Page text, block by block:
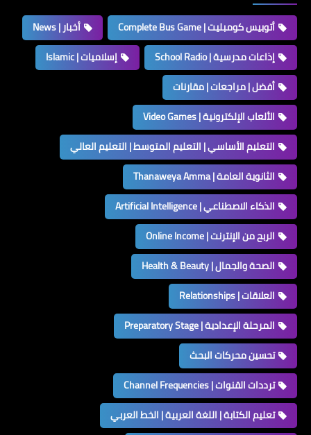
أتوبيس كومبليت | Complete Bus Game
أخبار | News
إذاعات مدرسية | School Radio
إسلاميات | Islamic
أفضل | مراجعات | مقارنات
الألعاب الإلكترونية | Video Games
التعليم الأساسي | التعليم المتوسط | التعليم العالي
الثانوية العامة | Thanaweya Amma
الذكاء الاصطناعي | Artificial Intelligence
الربح من الإنترنت | Online Income
الصحة والجمال | Health & Beauty
العلاقات | Relationships
المرحلة الإعدادية | Preparatory Stage
تحسين محركات البحث
ترددات القنوات | Channel Frequencies
تعليم الكتابة | اللغة العربية | الخط العربي